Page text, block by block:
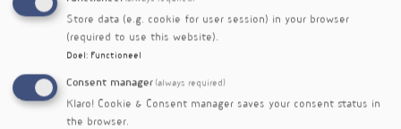
Tonge op Goeree-Overflakkee en ontvangt
groepen van 6 tot circa 40 personen. Allergieën
en dieetwensen kunnen volgens Pollies
eenvoudig worden meegenomen in de
workshops en menu’s.
Store data (e.g. cookie for user session) in your browser
(required to use this website).
Doel : Functioneel
Consent manager (always required)
Klaro! Cookie & Consent manager saves your consent status in
the browser.